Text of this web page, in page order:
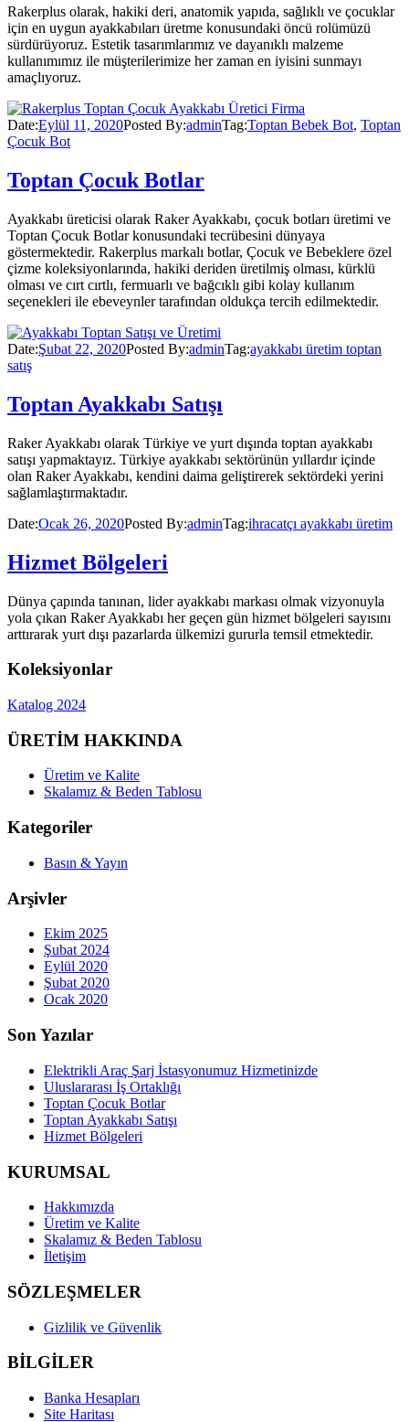
Rakerplus olarak, hakiki deri, anatomik yapıda, sağlıklı ve çocuklar
için en uygun ayakkabıları üretme konusundaki öncü rolümüzü
sürdürüyoruz. Estetik tasarımlarımız ve dayanıklı malzeme
kullanımımız ile müşterilerimize her zaman en iyisini sunmayı
amaçlıyoruz.
Date:Eylül 11, 2020Posted By:adminTag:Toptan Bebek Bot, Toptan
Çocuk Bot
Toptan Çocuk Botlar
Ayakkabı üreticisi olarak Raker Ayakkabı, çocuk botları üretimi ve
Toptan Çocuk Botlar konusundaki tecrübesini dünyaya
göstermektedir. Rakerplus markalı botlar, Çocuk ve Bebeklere özel
çizme koleksiyonlarında, hakiki deriden üretilmiş olması, kürklü
olması ve cırt cırtlı, fermuarlı ve bağcıklı gibi kolay kullanım
seçenekleri ile ebeveynler tarafından oldukça tercih edilmektedir.
Date:Şubat 22, 2020Posted By:adminTag:ayakkabı üretim toptan
satış
Toptan Ayakkabı Satışı
Raker Ayakkabı olarak Türkiye ve yurt dışında toptan ayakkabı
satışı yapmaktayız. Türkiye ayakkabı sektörünün yıllardır içinde
olan Raker Ayakkabı, kendini daima geliştirerek sektördeki yerini
sağlamlaştırmaktadır.
Date:Ocak 26, 2020Posted By:adminTag:ihracatçı ayakkabı üretim
Hizmet Bölgeleri
Dünya çapında tanınan, lider ayakkabı markası olmak vizyonuyla
yola çıkan Raker Ayakkabı her geçen gün hizmet bölgeleri sayısını
arttırarak yurt dışı pazarlarda ülkemizi gururla temsil etmektedir.
Koleksiyonlar
Katalog 2024
ÜRETİM HAKKINDA
Üretim ve Kalite
Skalamız & Beden Tablosu
Kategoriler
Basın & Yayın
Arşivler
Ekim 2025
Şubat 2024
Eylül 2020
Şubat 2020
Ocak 2020
Son Yazılar
Elektrikli Araç Şarj İstasyonumuz Hizmetinizde
Uluslararası İş Ortaklığı
Toptan Çocuk Botlar
Toptan Ayakkabı Satışı
Hizmet Bölgeleri
KURUMSAL
Hakkımızda
Üretim ve Kalite
Skalamız & Beden Tablosu
İletişim
SÖZLEŞMELER
Gizlilik ve Güvenlik
BİLGİLER
Banka Hesapları
Site Haritası